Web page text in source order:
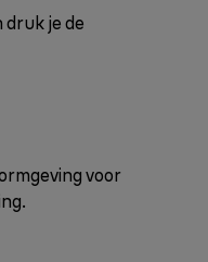
druk je de
voor